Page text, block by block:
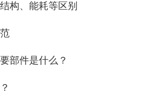
构、能耗等区别
部件是什么？